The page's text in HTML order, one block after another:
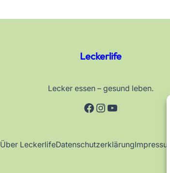
Leckerlife
Lecker essen – gesund leben.
Facebook
Instagram
YouTube
Über LeckerlifeDatenschutzerklärungImpressum